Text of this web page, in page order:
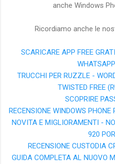
anche Windows
Ricordiamo anche le
SCARICARE APP FREE
TRUCCHI PER RUZZLE -
TWISTED FREE
SCOPRIRE
RECENSIONE WINDOWS
NOVITA E MIGLIORAMENTI -
920
RECENSIONE CUSTODIA
GUIDA COMPLETA AL NUOVO